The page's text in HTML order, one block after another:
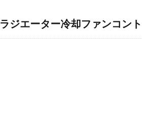
ラジエーター冷却ファンコン